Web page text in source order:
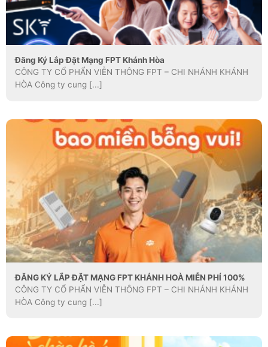
Đăng Ký Lắp Đặt Mạng FPT Khánh Hòa
CÔNG TY CỔ PHẨN VIỄN THÔNG FPT – CHI NHÁNH KHÁNH
HÒA Công ty cung [...]
ĐĂNG KÝ LẮP ĐẶT MẠNG FPT KHÁNH HOÀ MIỄN PHÍ 100%
CÔNG TY CỔ PHẨN VIỄN THÔNG FPT – CHI NHÁNH KHÁNH
HÒA Công ty cung [...]